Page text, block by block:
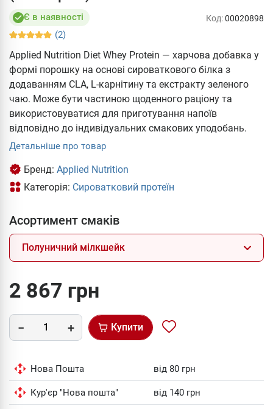
Є в наявності
(2)
Код:00020898
Applied Nutrition Diet Whey Protein — харчова добавка у
формі порошку на основі сироваткового білка з
додаванням CLA, L-карнітину та екстракту зеленого
чаю. Може бути частиною щоденного раціону та
використовуватися для приготування напоїв
відповідно до індивідуальних смакових уподобань.
Детальніше про товар
Бренд: Applied Nutrition
Категорія: Сироватковий протеїн
Асортимент смаків
Полуничний мілкшейк
2 867 грн
Купити
Нова Пошта від 80 грн
Кур'єр "Нова пошта" від 140 грн